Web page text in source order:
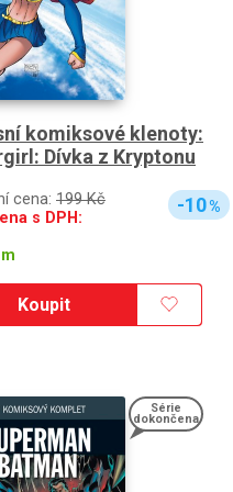
komiksové klenoty:
Dívka z Kryptonu
cena: 199 Kč
s DPH:
-10%
Koupit
Série
dokončena